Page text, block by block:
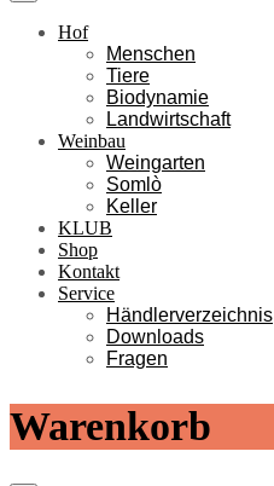
Hof
Menschen
Tiere
Biodynamie
Landwirtschaft
Weinbau
Weingarten
Somlò
Keller
KLUB
Shop
Kontakt
Service
Händlerverzeichnis
Downloads
Fragen
Warenkorb